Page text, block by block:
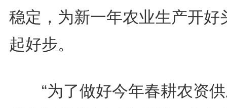
稳定，为新一年农业生产开好
起好步。
“为了做好今年春耕农资供